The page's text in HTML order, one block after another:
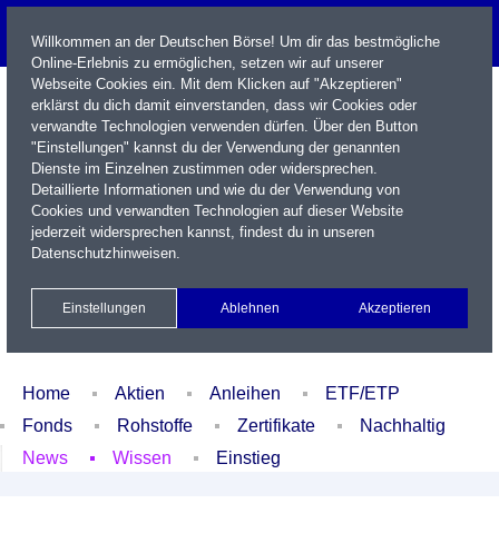
Name / WKN / ISIN / Kürzel
Xetra Realtime
Watchlist Portfolio Login
Home Aktien Anleihen
ETF/ETP
Fonds
Rohstoffe Zertifikate
Nachhaltig
News
Wissen Einstieg
Willkommen an der Deutschen Börse! Um dir das bestmögliche
Online-Erlebnis zu ermöglichen, setzen wir auf unserer
Webseite Cookies ein. Mit dem Klicken auf "Akzeptieren"
erklärst du dich damit einverstanden, dass wir Cookies oder
verwandte Technologien verwenden dürfen. Über den Button
"Einstellungen" kannst du der Verwendung der genannten
Dienste im Einzelnen zustimmen oder widersprechen.
Detaillierte Informationen und wie du der Verwendung von
Cookies und verwandten Technologien auf dieser Website
jederzeit widersprechen kannst, findest du in unseren
Datenschutzhinweisen.
Einstellungen Ablehnen Akzeptieren